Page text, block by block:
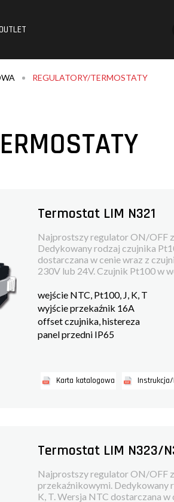
REGULATORY/TERMOSTATY
Termostat LIM N321
Najprostszy regulator ON/OFF
Dedykowany rodzaj czujnika
dostarczana w cenie wraz z
230V lub 24V. Czujnik Pt100 w
wejście NTC, Pt100, J, K, T
wyjście przekaźnik 16A
offset czujnika, histereza
panel przedni IP65
Karta katalogowa Instrukcja/
Termostat LIM N323/
Najprostszy regulator ON/OFF
przekaźnikowymi. Dedykowany
K, T. Wersja NTC dostarczana